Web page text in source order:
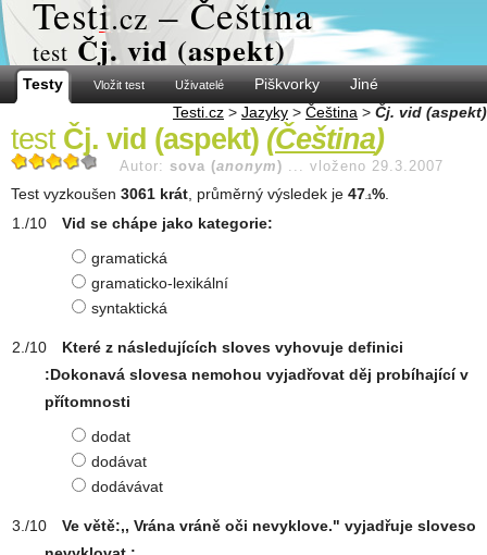
Testi.cz – Čeština
test Čj. vid (aspekt)
Testy Vložit test Uživatelé Piškvorky
Jiné
Testi.cz > Jazyky > Čeština > Čj. vid (aspekt)
test Čj. vid (aspekt) (Čeština)
Autor: sova (anonym ) ... vloženo 29.3.2007
Test vyzkoušen 3061 krát , průměrný výsledek je 47 .1 %
Vid se chápe jako kategorie:
gramatická
gramaticko-lexikální
syntaktická
Které z následujících sloves vyhovuje definici
:Dokonavá slovesa nemohou vyjadřovat děj probíhající v
přítomnosti
dodat
dodávat
dodávávat
Ve větě:,, Vrána vráně oči nevyklove." vyjadřuje sloveso